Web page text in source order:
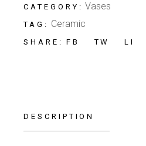
CATEGORY: Vases
TAG: Ceramic
SHARE: FB TW LI
DESCRIPTION